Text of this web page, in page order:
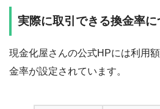
実際に取引できる換金率に
現金化屋さんの公式HPには利用
金率が設定されています。